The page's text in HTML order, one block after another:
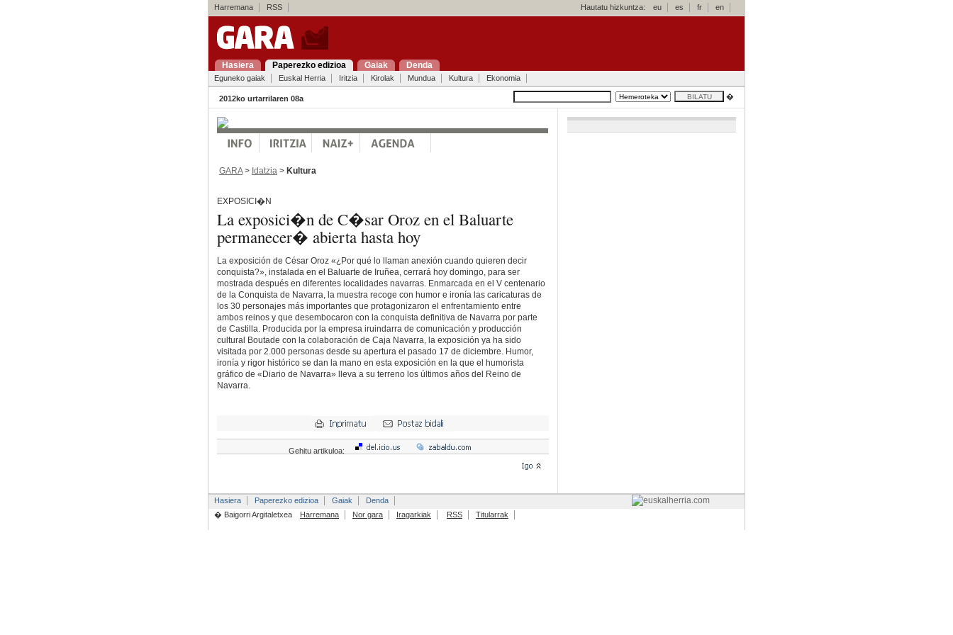
Harremana RSS Hautatu hizkuntza: eu es fr en
Hasiera Paperezko edizioa Gaiak Denda
Eguneko gaiak Euskal Herria Iritzia Kirolak Mundua Kultura Ekonomia
2012ko urtarrilaren 08a �
GARA> Idatzia > Kultura
EXPOSICI�N
La exposici�n de C�sar Oroz en el Baluarte
permanecer� abierta hasta hoy
La exposición de César Oroz «¿Por qué lo llaman anexión cuando quieren decir
conquista?», instalada en el Baluarte de Iruñea, cerrará hoy domingo, para ser
mostrada después en diferentes localidades navarras. Enmarcada en el V centenario
de la Conquista de Navarra, la muestra recoge con humor e ironía las caricaturas de
los 30 personajes más importantes que protagonizaron el enfrentamiento entre
ambos reinos y que desembocaron con la conquista definitiva de Navarra por parte
de Castilla. Producida por la empresa iruindarra de comunicación y producción
cultural Boutade con la colaboración de Caja Navarra, la exposición ya ha sido
visitada por 2.000 personas desde su apertura el pasado 17 de diciembre. Humor,
ironía y rigor histórico se dan la mano en esta exposición en la que el humorista
gráfico de «Diario de Navarra» lleva a su terreno los últimos años del Reino de
Navarra.
Gehitu artikuloa:
Hasiera Paperezko edizioa Gaiak
Denda
� Baigorri Argitaletxea
Harremana Nor gara Iragarkiak RSS Titularrak